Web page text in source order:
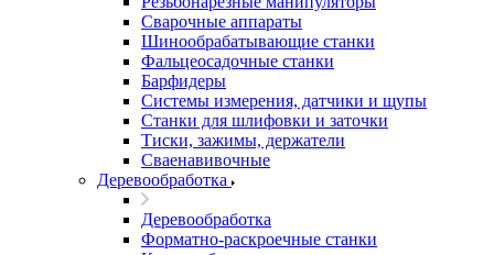
Сварочные аппараты
Шинообрабатывающие станки
Фальцеосадочные станки
Барфидеры
Системы измерения, датчики и щупы
Станки для шлифовки и заточки
Тиски, зажимы, держатели
Cваенавивочные
Деревообработка
Деревообработка
Форматно-раскроечные станки